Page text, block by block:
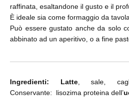
raffinata, esaltandone il gusto e il
È ideale sia come formaggio da
Può essere gustato anche da solo
abbinato ad un aperitivo, o a fine
Ingredienti: Latte, sale,
Conservante: lisozima proteina dell’